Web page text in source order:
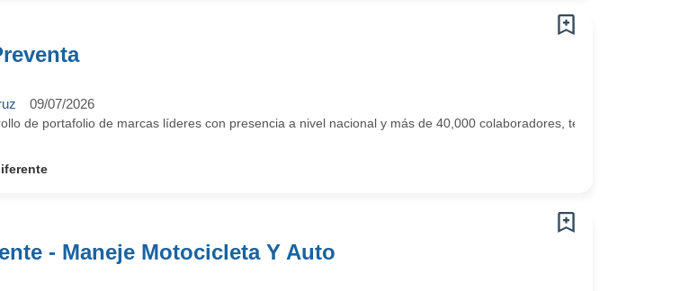
09/07/2026
de portafolio de marcas líderes con presencia a nivel nacional y más de 40,000 colaboradores, te invita a formar
- Maneje Motocicleta Y Auto